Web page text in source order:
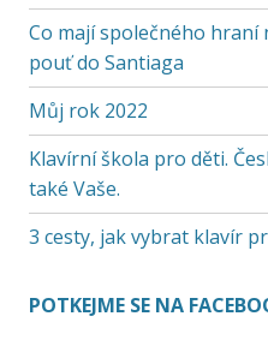
Co mají společného hraní
pouť do Santiaga
Můj rok 2022
Klavírní škola pro děti.
také Vaše.
3 cesty, jak vybrat klavír
POTKEJME SE NA